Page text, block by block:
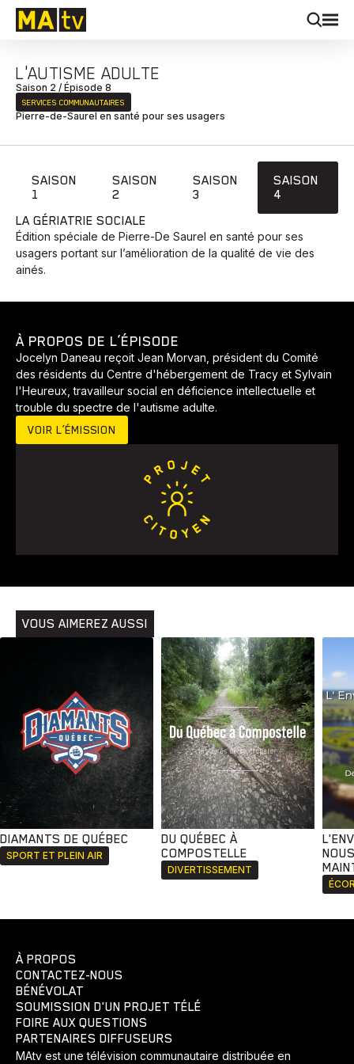
Bingo Communauté Culture
Histoires Pêche Santé Sport
Voyage
L'AUTISME ADULTE
Saison 2 / Épisode 8
SERVICES COMMUNAUTAIRES
Pierre-de-Saurel en santé pour ses usagers
SAISON
1
SAISON
2
SAISON
3
SAISON
4
LA GÉRIATRIE SOCIALE
Édition spéciale de Pierre-De Saurel en santé pour ses
usagers portant sur l’amélioration de la qualité de vie des
ainés.
À PROPOS DE L’ÉPISODE
Jocelyn Daneau reçoit Jean Morvan, président du Comité
des résidents du Centre d'hébergement de Tracy et Sylvain
l'Heureux, travailleur social en déficience intellectuelle et
trouble du spectre de l'autisme adulte.
VOIR L’ÉMISSION
VOUS AIMEREZ AUSSI
DIAMANTS DE QUÉBEC
SPORT ET PLEIN AIR
DU QUÉBEC À
COMPOSTELLE
DIVERTISSEMENT
À PROPOS
CONTACTEZ-NOUS
BÉNÉVOLAT
SOUMISSION D'UN PROJET TÉLÉ
FOIRE AUX QUESTIONS
PARTENAIRES DIFFUSEURS
MAtv est une télévision communautaire distribuée en